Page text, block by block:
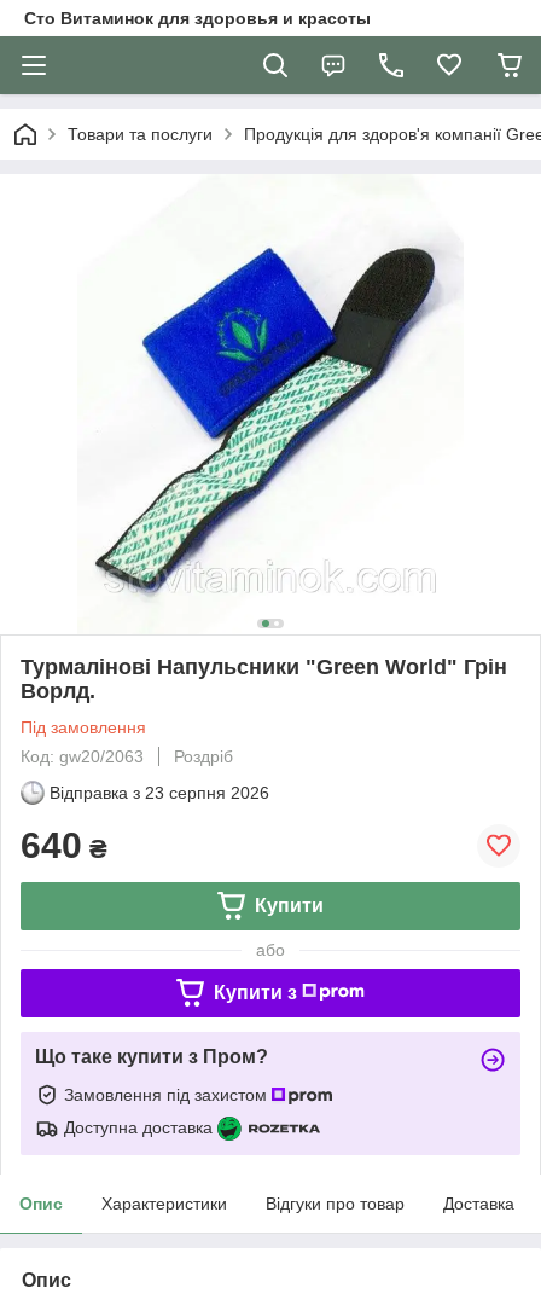
Сто Витаминок для здоровья и красоты
Товари та послуги Продукція для здоров'я компанії
Турмалінові Напульсники "Green World" Грін
Ворлд.
Під замовлення
Код: gw20/2063
Роздріб
Відправка з 23 серпня 2026
640 ₴
Купити
або
Купити з
Що таке купити з Пром?
Замовлення під захистом
Доступна доставка
Опис Характеристики Відгуки про товар Доставка
Опис